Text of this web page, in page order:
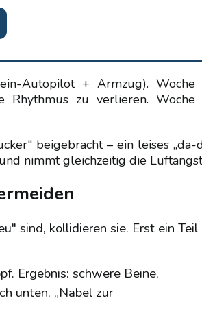
Autopilot + Armzug). Woche
Rhythmus zu verlieren. Woche
beigebracht – ein leises „da-
nimmt gleichzeitig die
sind, kollidieren sie. Erst ein Teil
Ergebnis: schwere Beine,
unten, „Nabel zur